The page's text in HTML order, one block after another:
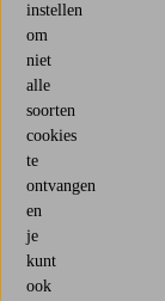
instellen
om
niet
alle
soorten
cookies
te
ontvangen
en
je
kunt
ook